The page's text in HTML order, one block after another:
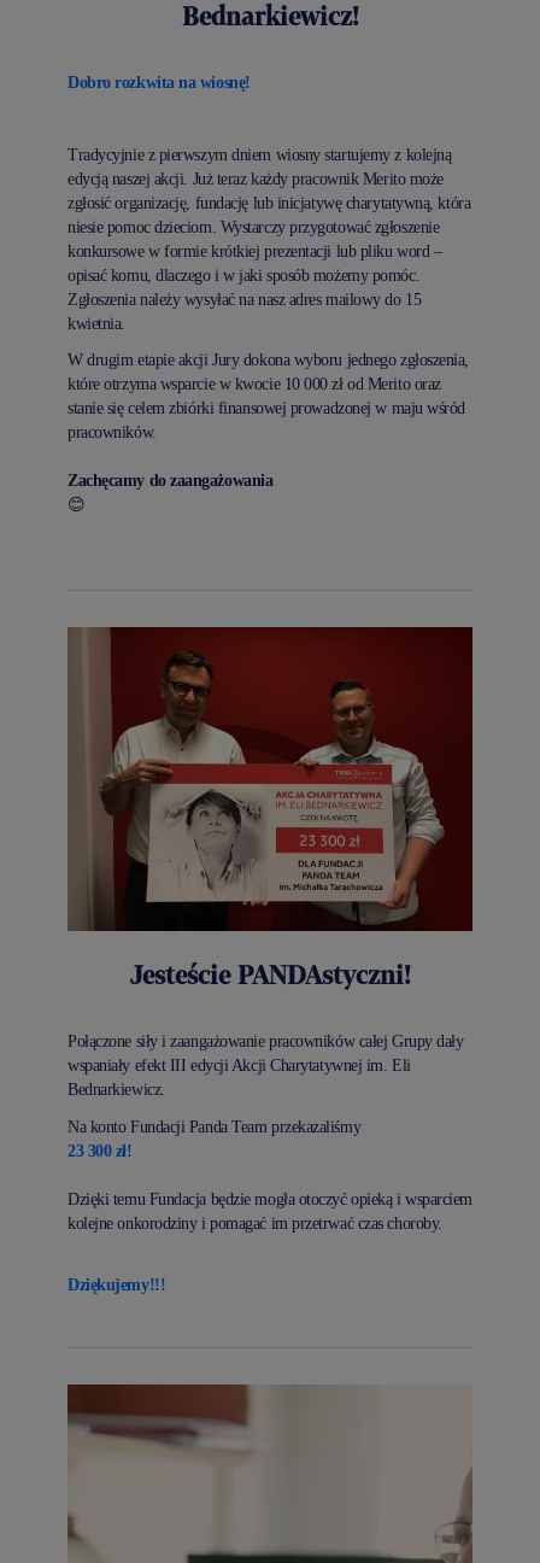
Bednarkiewicz!
Dobro rozkwita na wiosnę!
Tradycyjnie z pierwszym dniem wiosny startujemy z kolejną
edycją naszej akcji. Już teraz każdy pracownik Merito może
zgłosić organizację, fundację lub inicjatywę charytatywną, która
niesie pomoc dzieciom. Wystarczy przygotować zgłoszenie
konkursowe w formie krótkiej prezentacji lub pliku word –
opisać komu, dlaczego i w jaki sposób możemy pomóc.
Zgłoszenia należy wysyłać na nasz adres mailowy do 15
kwietnia.
W drugim etapie akcji Jury dokona wyboru jednego zgłoszenia,
które otrzyma wsparcie w kwocie 10 000 zł od Merito oraz
stanie się celem zbiórki finansowej prowadzonej w maju wśród
pracowników.
Zachęcamy do zaangażowania
😊
Jesteście PANDAstyczni!
Połączone siły i zaangażowanie pracowników całej Grupy dały
wspaniały efekt III edycji Akcji Charytatywnej im. Eli
Bednarkiewicz.
Na konto Fundacji Panda Team przekazaliśmy
23 300 zł!
Dzięki temu Fundacja będzie mogła otoczyć opieką i wsparciem
kolejne onkorodziny i pomagać im przetrwać czas choroby.
Dziękujemy!!!
wideo